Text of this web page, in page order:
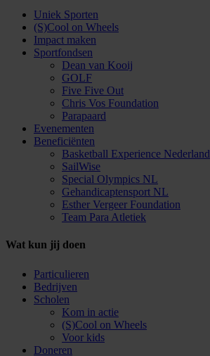
Uniek Sporten
(S)Cool on Wheels
Impact maken
Sportfondsen
Dean van Kooij
GOLF
Five Five Out
Chris Vos Foundation
Parapaard
Evenementen
Beneficiënten
Basketball Experience Nederland
SailWise
Special Olympics NL
Gehandicaptensport NL
Esther Vergeer Foundation
Team Para Atletiek
Wat kun jij doen
Particulieren
Bedrijven
Scholen
Kom in actie
(S)Cool on Wheels
Voor kids
Doneren